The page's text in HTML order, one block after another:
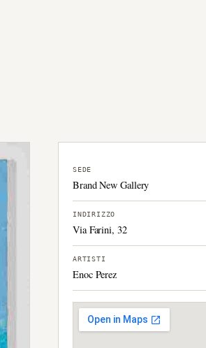
SEDE
Brand New Gallery
INDIRIZZO
Via Farini, 32
ARTISTI
Enoc Perez